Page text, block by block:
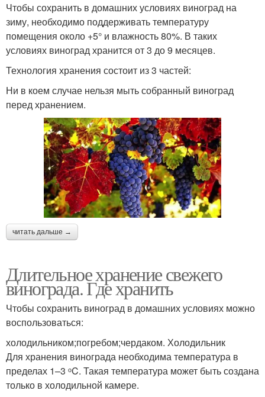
Чтобы сохранить в домашних условиях виноград на
зиму, необходимо поддерживать температуру
помещения около +5° и влажность 80%. В таких
условиях виноград хранится от 3 до 9 месяцев.
Технология хранения состоит из 3 частей:
Ни в коем случае нельзя мыть собранный виноград
перед хранением.
читать дальше →
Длительное хранение свежего
винограда. Где хранить
Чтобы сохранить виноград в домашних условиях можно
воспользоваться:
холодильником;погребом;чердаком. Холодильник
Для хранения винограда необходима температура в
пределах 1–3 ᵒC. Такая температура может быть создана
только в холодильной камере.